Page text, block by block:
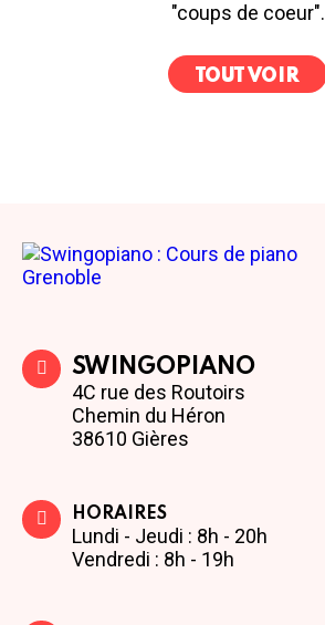
"coups de coeur".
TOUT VOIR
SWINGOPIANO
4C rue des Routoirs
Chemin du Héron
38610 Gières
HORAIRES
Lundi - Jeudi : 8h - 20h
Vendredi : 8h - 19h